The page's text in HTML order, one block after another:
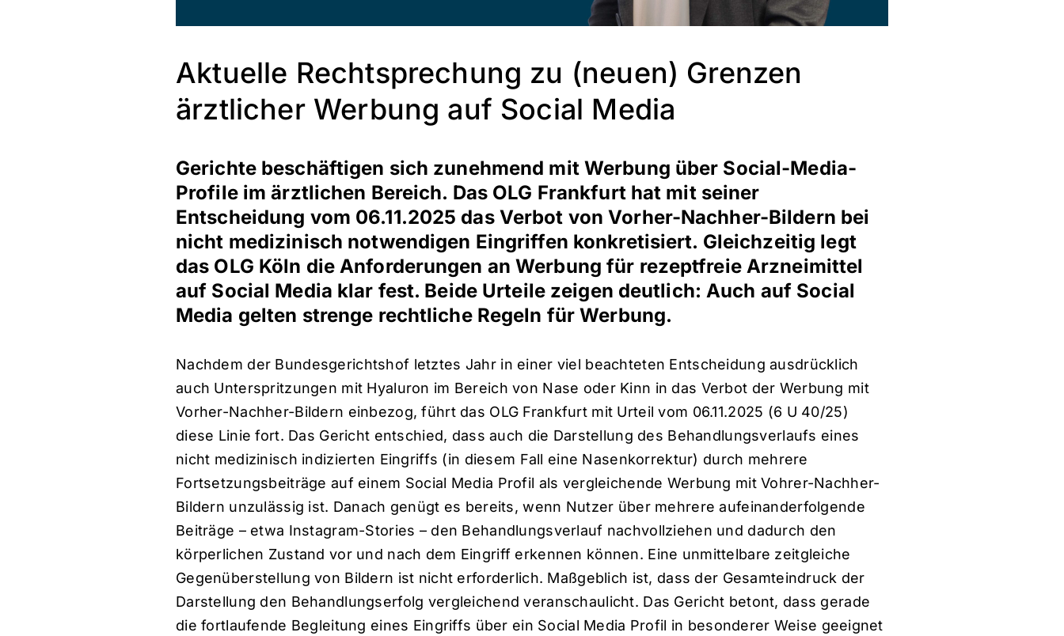
Aktuelle Rechtsprechung zu (neuen) Grenzen
ärztlicher Werbung auf Social Media
Gerichte beschäftigen sich zunehmend mit Werbung über Social-Media-
Profile im ärztlichen Bereich. Das OLG Frankfurt hat mit seiner
Entscheidung vom 06.11.2025 das Verbot von Vorher-Nachher-Bildern bei
nicht medizinisch notwendigen Eingriffen konkretisiert. Gleichzeitig legt
das OLG Köln die Anforderungen an Werbung für rezeptfreie Arzneimittel
auf Social Media klar fest. Beide Urteile zeigen deutlich: Auch auf Social
Media gelten strenge rechtliche Regeln für Werbung.
Nachdem der Bundesgerichtshof letztes Jahr in einer viel beachteten Entscheidung ausdrücklich
auch Unterspritzungen mit Hyaluron im Bereich von Nase oder Kinn in das Verbot der Werbung mit
Vorher-Nachher-Bildern einbezog, führt das OLG Frankfurt mit Urteil vom 06.11.2025 (6 U 40/25)
diese Linie fort. Das Gericht entschied, dass auch die Darstellung des Behandlungsverlaufs eines
nicht medizinisch indizierten Eingriffs (in diesem Fall eine Nasenkorrektur) durch mehrere
Fortsetzungsbeiträge auf einem Social Media Profil als vergleichende Werbung mit Vohrer-Nachher-
Bildern unzulässig ist. Danach genügt es bereits, wenn Nutzer über mehrere aufeinanderfolgende
Beiträge – etwa Instagram-Stories – den Behandlungsverlauf nachvollziehen und dadurch den
körperlichen Zustand vor und nach dem Eingriff erkennen können. Eine unmittelbare zeitgleiche
Gegenüberstellung von Bildern ist nicht erforderlich. Maßgeblich ist, dass der Gesamteindruck der
Darstellung den Behandlungserfolg vergleichend veranschaulicht. Das Gericht betont, dass gerade
die fortlaufende Begleitung eines Eingriffs über ein Social Media Profil in besonderer Weise geeignet